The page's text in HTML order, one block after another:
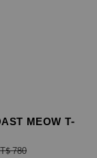
MEOW T-
780